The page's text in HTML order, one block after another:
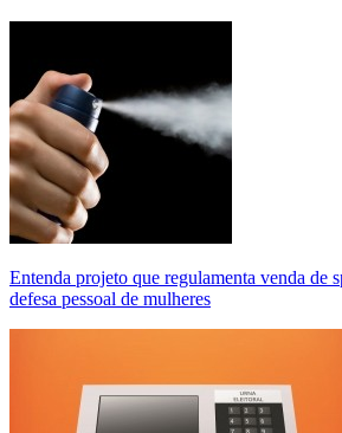
Entenda projeto que regulamenta venda de
defesa pessoal de mulheres